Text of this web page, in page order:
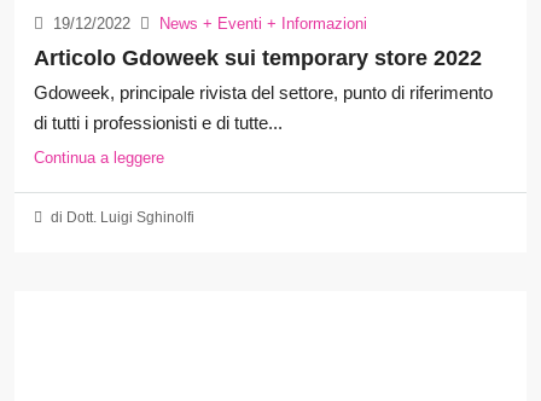
19/12/2022 News + Eventi + Informazioni
Articolo Gdoweek sui temporary store 2022
Gdoweek, principale rivista del settore, punto di riferimento
di tutti i professionisti e di tutte...
Continua a leggere
di Dott. Luigi Sghinolfi